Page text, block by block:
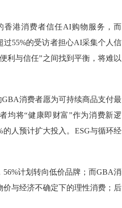
香港消费者信任AI购物服务，而
55%的受访者担心AI采集个人信
利与信任”之间找到平衡，将难以
消费者愿为可持续商品支付最
均将“健康即财富”作为消费新逻
人预计扩大投入。ESG与循环经
计划转向低价品牌；而GBA消
与经济不确定下的理性消费；后